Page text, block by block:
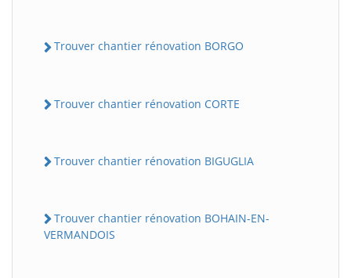
Trouver chantier rénovation BORGO
Trouver chantier rénovation CORTE
Trouver chantier rénovation BIGUGLIA
Trouver chantier rénovation BOHAIN-EN-
VERMANDOIS